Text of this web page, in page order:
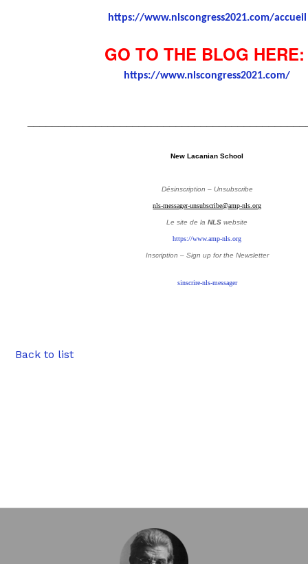
https://www.nlscongress2021.com/accueil
GO TO THE BLOG
https://www.nlscongress2021.com/
New Lacanian School
Désinscription – Unsubscribe
nls-messager-unsubscribe@amp-nls.org
Le site de laNLS website
https://www.amp-nls.org
Inscription – Sign up for the Newsletter
sinscrire-nls-messager
Back to list